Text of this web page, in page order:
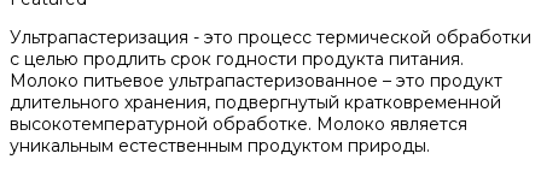
Ультрапастеризация - это процесс термической обработки
с целью продлить срок годности продукта питания.
Молоко питьевое ультрапастеризованное – это продукт
длительного хранения, подвергнутый кратковременной
высокотемпературной обработке. Молоко является
уникальным естественным продуктом природы.